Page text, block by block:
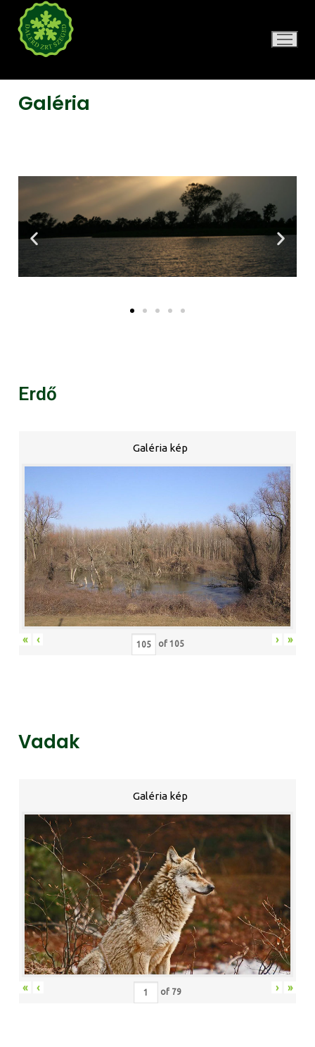
Galéria
Erdő
Galéria kép
« ‹ of 105 › »
Vadak
Galéria kép
« ‹ of 79 › »